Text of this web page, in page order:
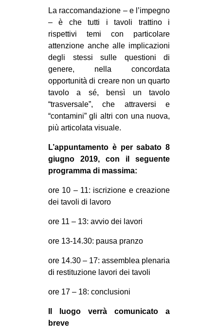
La raccomandazione – e l’impegno
– è che tutti i tavoli trattino i
rispettivi temi con particolare
attenzione anche alle implicazioni
degli stessi sulle questioni di
genere, nella concordata
opportunità di creare non un quarto
tavolo a sé, bensì un tavolo
“trasversale”, che attraversi e
“contamini” gli altri con una nuova,
più articolata visuale.
L’appuntamento è per sabato 8
giugno 2019, con il seguente
programma di massima:
ore 10 – 11: iscrizione e creazione
dei tavoli di lavoro
ore 11 – 13: avvio dei lavori
ore 13-14.30: pausa pranzo
ore 14.30 – 17: assemblea plenaria
di restituzione lavori dei tavoli
ore 17 – 18: conclusioni
Il luogo verrà comunicato a
breve